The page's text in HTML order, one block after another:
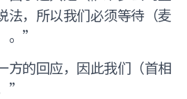
法，所以我们必须等待（麦
。”
方的回应，因此我们（首相
”